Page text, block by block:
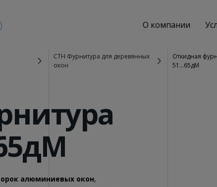
О компании
Зенитные фонари
Панорамное остекление
СТН Фурнитура для деревянных
окон
Откидная
51...65дМ
алюминиевых окон,